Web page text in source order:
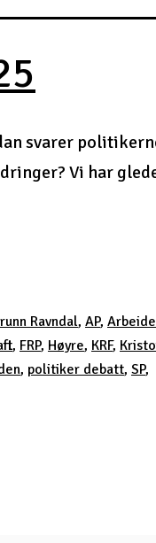
svarer
Vi har
Ravndal, AP,
, FRP, Høyre, KRF,
, politiker debatt, SP,